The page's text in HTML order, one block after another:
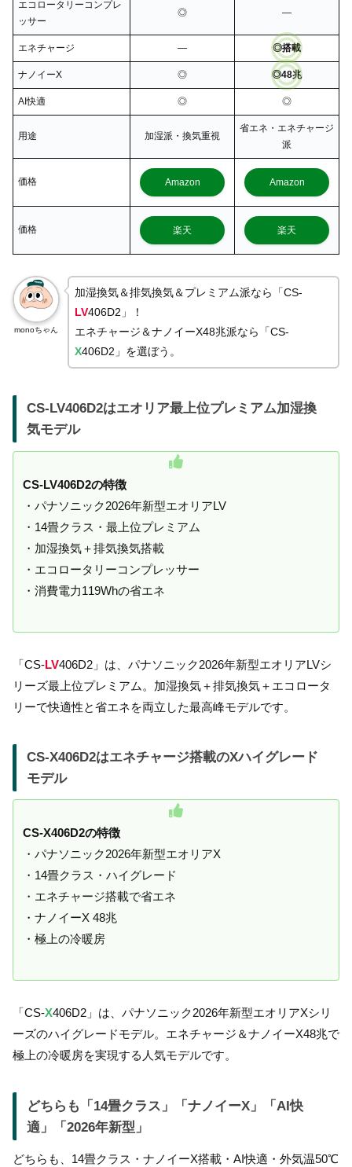
エコロータリーコンプレ
ッサー
◎ ―
エネチャージ ― ◎搭載
ナノイーX ◎ ◎48兆
AI快適 ◎ ◎
用途 加湿派・換気重視
省エネ・エネチャージ
派
価格 Amazon Amazon
価格 楽天 楽天
monoちゃん
加湿換気＆排気換気＆プレミアム派なら「CS-
LV406D2」！
エネチャージ＆ナノイーX48兆派なら「CS-
X406D2」を選ぼう。
CS-LV406D2はエオリア最上位プレミアム加湿換
気モデル
CS-LV406D2の特徴
・パナソニック2026年新型エオリアLV
・14畳クラス・最上位プレミアム
・加湿換気＋排気換気搭載
・エコロータリーコンプレッサー
・消費電力119Whの省エネ
「CS-LV406D2」は、パナソニック2026年新型エオリアLVシ
リーズ最上位プレミアム。加湿換気＋排気換気＋エコロータ
リーで快適性と省エネを両立した最高峰モデルです。
CS-X406D2はエネチャージ搭載のXハイグレード
モデル
CS-X406D2の特徴
・パナソニック2026年新型エオリアX
・14畳クラス・ハイグレード
・エネチャージ搭載で省エネ
・ナノイーX 48兆
・極上の冷暖房
「CS-X406D2」は、パナソニック2026年新型エオリアXシリ
ーズのハイグレードモデル。エネチャージ＆ナノイーX48兆で
極上の冷暖房を実現する人気モデルです。
どちらも「14畳クラス」「ナノイーX」「AI快
適」「2026年新型」
どちらも、14畳クラス・ナノイーX搭載・AI快適・外気温50℃